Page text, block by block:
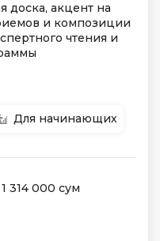
доска, акцент на
и композиции
чтения и
Для начинающих
1 314 000 сум